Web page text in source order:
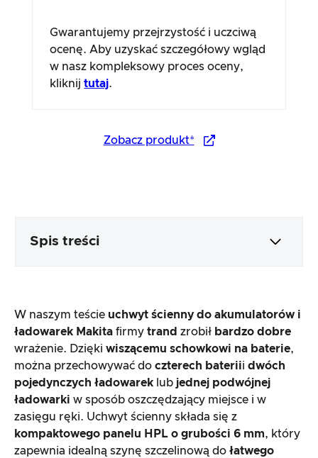
Gwarantujemy przejrzystość i uczciwą
ocenę. Aby uzyskać szczegółowy wgląd
w nasz kompleksowy proces oceny,
kliknijtutaj.
Zobacz produkt*
Spis treści
Przetwarzanie i wygląd produktu
Test praktyczny
Stosunek ceny do wydajności
Wynik ogólny
W naszym teście uchwyt ścienny do akumulatorów i
ładowarek Makita firmy trand zrobił bardzo dobre
wrażenie. Dzięki wiszącemu schowkowi na baterie,
można przechowywać do czterech bateriii dwóch
pojedynczych ładowarek lub jednej podwójnej
ładowarki w sposób oszczędzający miejsce i w
zasięgu ręki. Uchwyt ścienny składa się z
kompaktowego panelu HPL o grubości 6 mm, który
zapewnia idealną szynę szczelinową do łatwego